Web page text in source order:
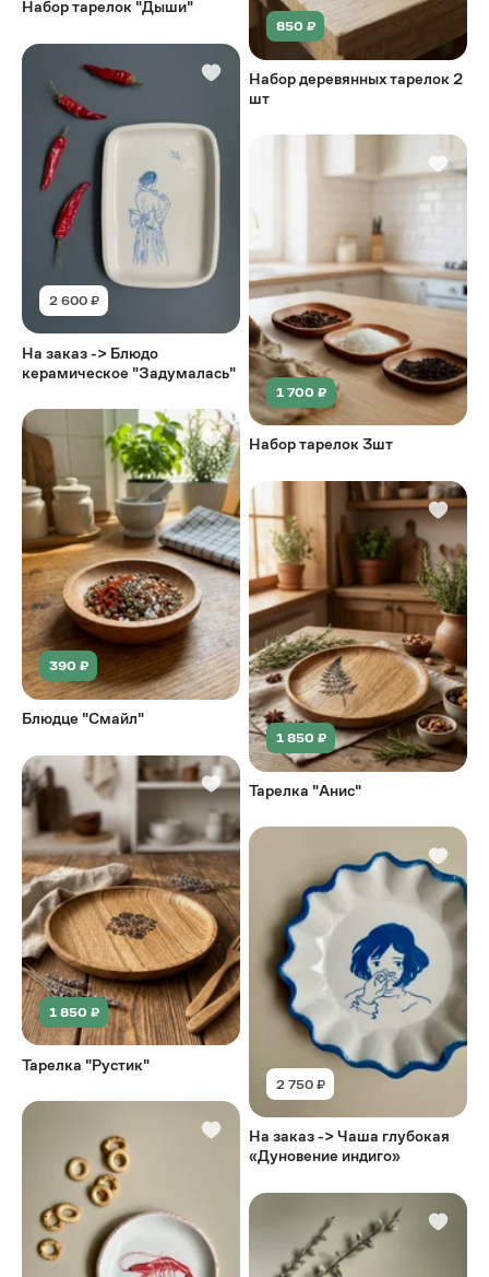
Набор тарелок "Дыши"
2 600 ₽
На заказ -> Блюдо
керамическое "Задумалась"
390 ₽
Блюдце "Смайл"
1 850 ₽
Тарелка "Рустик"
850 ₽
Набор деревянных тарелок 2
шт
1 700 ₽
Набор тарелок 3шт
1 850 ₽
Тарелка "Анис"
2 750 ₽
На заказ -> Чаша глубокая
«Дуновение индиго»